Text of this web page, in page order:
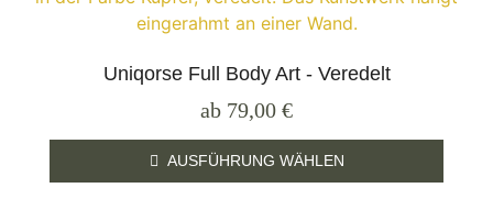
Uniqorse Full Body Art - Veredelt
ab 79,00 €
AUSFÜHRUNG WÄHLEN